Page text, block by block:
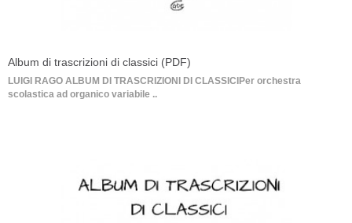
Album di trascrizioni di classici (PDF)
LUIGI RAGO ALBUM DI TRASCRIZIONI DI CLASSICI ​Per orchestra
scolastica ad organico variabile ..